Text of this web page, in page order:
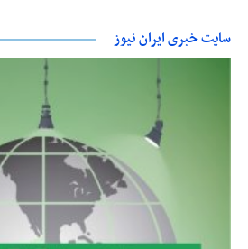
سایت خبری ایران نیوز